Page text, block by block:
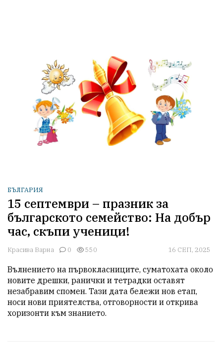
БЪЛГАРИЯ
15 септември – празник за
българското семейство: На добър
час, скъпи ученици!
Красива Варна 0 550 16 СЕП, 2025
Вълнението на първокласниците, суматохата около
новите дрешки, ранички и тетрадки оставят
незабравим спомен. Тази дата бележи нов етап,
носи нови приятелства, отговорности и открива
хоризонти към знанието.